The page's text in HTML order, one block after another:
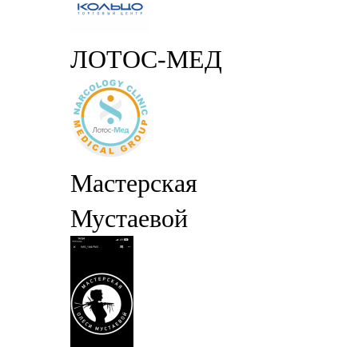
ЛОТОС-МЕД
Мастерская
Мустаевой